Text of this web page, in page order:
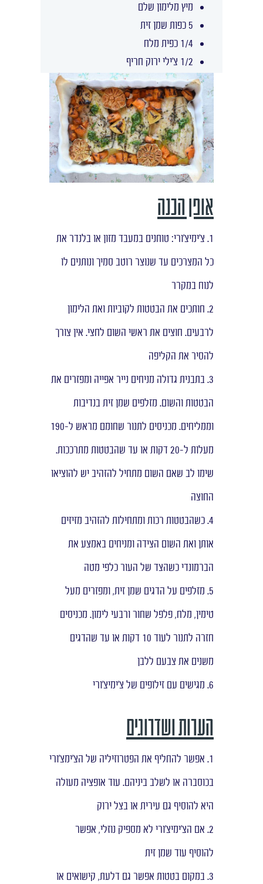
מיץ מלימון שלם
5 כפות שמן זית
1/4 כפית מלח
1/2 צ'ילי ירוק חריף
אופן הכנה
1. צ'ימיצ'ורי: טוחנים במעבד מזון או בלנדר את
כל המצרכים עד שנוצר רוטב סמיך ונותנים לו
לנוח במקרר
2. חותכים את הבטטות לקוביות ואת הלימון
לרבעים. חוצים את ראשי השום לחצי. אין צורך
להסיר את הקליפה
3. בתבנית גדולה מניחים נייר אפייה ומפזרים את
הבטטות והשום. מזלפים שמן זית בנדיבות
וממליחים. מכניסים לתנור שחומם מראש ל-190
מעלות ל-20 דקות או עד שהבטטות מתרככות.
שימו לב שאם השום מתחיל להזהיב יש להוציאו
החוצה
4. כשהבטטות רכות ומתחילות להזהיב מזיזים
אותן ואת השום הצידה ומניחים באמצע את
הברמונדי כשהצד של העור כלפי מטה
5. מזלפים על הדגים שמן זית, ומפזרים מעל
טימין, מלח, פלפל שחור ורבעי לימון. מכניסים
חזרה לתנור לעוד 10 דקות או עד שהדגים
משנים את צבעם ללבן
6. מגישים עם זילופים של צ'ימיצ'ורי
הערות ושדרוגים
1. אפשר להחליף את הפטרוזיליה של הצ'ימצ'ורי
בכוסברה או לשלב ביניהם. עוד אופציה מעולה
היא להוסיף גם עירית או בצל ירוק
2. אם הצ'ימיצ'ורי לא מספיק נוזלי, אפשר
להוסיף עוד שמן זית
3. במקום בטטות אפשר גם דלעת, קישואים או